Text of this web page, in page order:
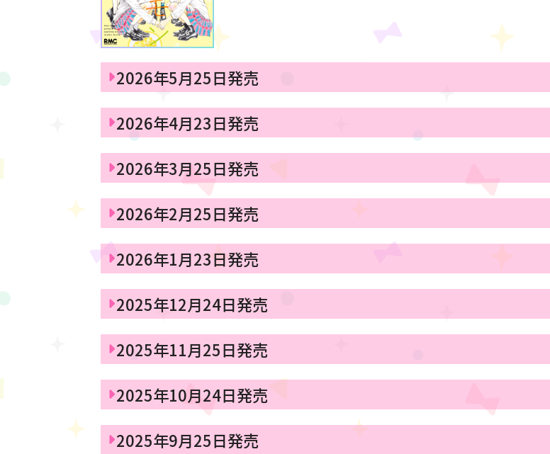
2026年5月25日発売
2026年4月23日発売
2026年3月25日発売
2026年2月25日発売
2026年1月23日発売
2025年12月24日発売
2025年11月25日発売
2025年10月24日発売
2025年9月25日発売